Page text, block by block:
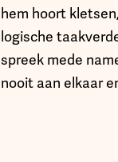
hem hoort
logische
spreek mede
nooit aan elkaar